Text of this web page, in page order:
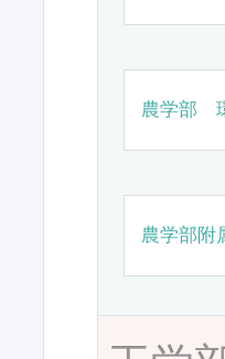
農学部
農学部附